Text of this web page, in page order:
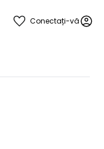
Conectați-vă